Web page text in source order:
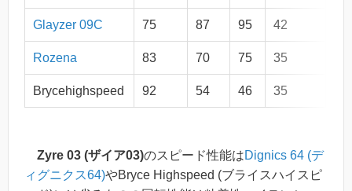
Glayzer 09C 75 87 95 42
Rozena 83 70 75 35
Brycehighspeed 92 54 46 35
Zyre 03 (ザイア03)のスピード性能はDignics 64 (デ
ィグニクス64)やBryce Highspeed (ブライスハイスピ